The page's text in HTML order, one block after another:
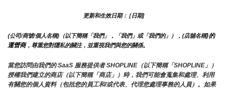
更新和生效日期： [日期]
{公司/商號/個人名稱}（以下簡稱「我們」，「我們」或「我們的」），{店舖名稱}的
運營商，尊重您對隱私的關注，並重視我們與您的關係。
當您訪問由我們的 SaaS 服務提供者 SHOPLINE（以下簡稱「SHOPLINE」）
授權我們建立的商店（以下簡稱「商店」）時，我們可能會蒐集和處理、利用
有關您的個人資料（包括您的員工和/或代表、代理您處理事務的人員）。如果